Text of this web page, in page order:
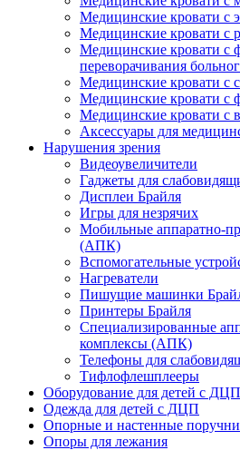
Медицинские кровати с
Медицинские кровати с
Медицинские кровати с
переворачивания
Медицинские кровати с
Медицинские кровати с
Медицинские кровати с
Аксессуары для
Нарушения зрения
Видеоувеличители
Гаджеты для
Дисплеи Брайля
Игры для незрячих
Мобильные аппаратно-
(АПК)
Вспомогательные
Нагреватели
Пишущие машинки
Принтеры Брайля
Специализированные
комплексы (АПК)
Телефоны для
Тифлофлешплееры
Оборудование для детей с
Одежда для детей с ДЦП
Опорные и настенные поручни
Опоры для лежания